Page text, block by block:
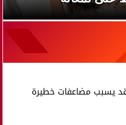
يسبب مضاعفات خطيرة